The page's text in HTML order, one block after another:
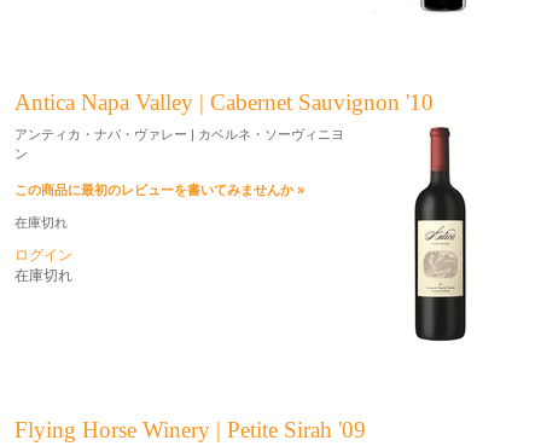
Antica Napa Valley | Cabernet Sauvignon '10
アンティカ・ナパ・ヴァレー | カベルネ・ソーヴィニヨ
ン
この商品に最初のレビューを書いてみませんか »
在庫切れ
ログイン
在庫切れ
Flying Horse Winery | Petite Sirah '09